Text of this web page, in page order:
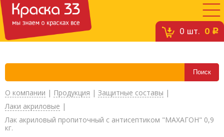
0 шт. 0 c
О компании | Продукция | Защитные составы |
Лаки акриловые |
Лак акриловый пропиточный с антисептиком "МАХАГОН" 0,9
кг.